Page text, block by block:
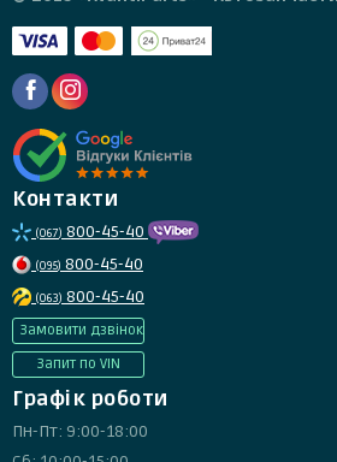
Контакти
(067) 800-45-40
(095) 800-45-40
(063) 800-45-40
Замовити дзвінок
Запит по VIN
Графік роботи
Пн-Пт: 9:00-18:00